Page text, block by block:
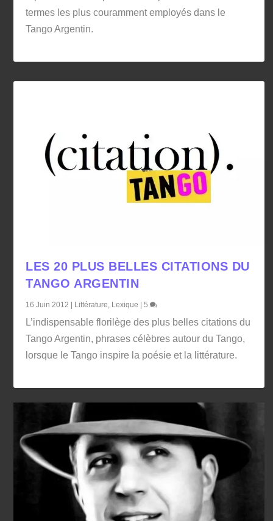
termes les plus couramment employés dans le
Tango Argentin.
LES 20 PLUS BELLES CITATIONS DU
TANGO ARGENTIN
16 Juin 2012 Littérature, Lexique |5
L’indispensable florilège des plus belles citations du
Tango Argentin, phrases célèbres autour du Tango,
lorsque le Tango inspire la poésie et la littérature.